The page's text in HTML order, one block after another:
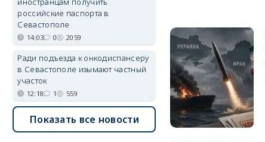
российские паспорта в
Севастополе
14:03 0 2059
Ради подъезда к онкодиспансеру
в Севастополе изымают частный
участок
12:18 1 559
Показать все новости